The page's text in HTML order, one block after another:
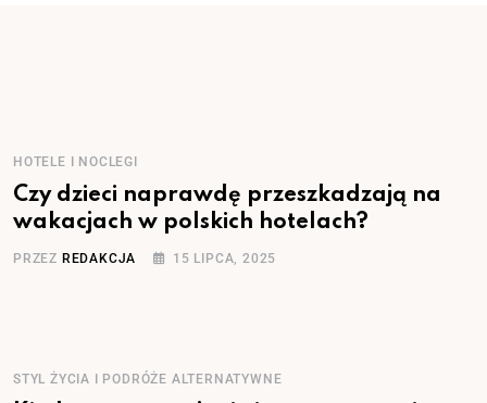
HOTELE I NOCLEGI
Czy dzieci naprawdę przeszkadzają na
wakacjach w polskich hotelach?
PRZEZ REDAKCJA 15 LIPCA, 2025
STYL ŻYCIA I PODRÓŻE ALTERNATYWNE